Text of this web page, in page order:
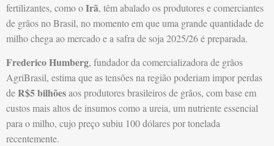
fertilizantes, como oIrã, têm abalado os produtores e comerciantes
de grãos no Brasil, no momento em que uma grande quantidade de
milho chega ao mercado e a safra de soja 2025/26 é preparada.
Frederico Humberg, fundador da comercializadora de grãos
AgriBrasil, estima que as tensões na região poderiam impor perdas
deR$5 bilhõesaos produtores brasileiros de grãos, com base em
custos mais altos de insumos como a ureia, um nutriente essencial
para o milho, cujo preço subiu 100 dólares por tonelada
recentemente.